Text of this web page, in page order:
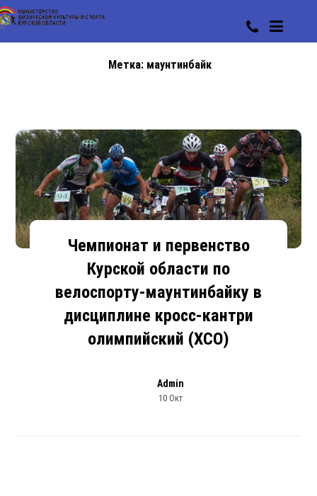
Метка: маунтинбайк
Чемпионат и первенство
Курской области по
велоспорту-маунтинбайку в
дисциплине кросс-кантри
олимпийский (ХСО)
Admin
10 Окт